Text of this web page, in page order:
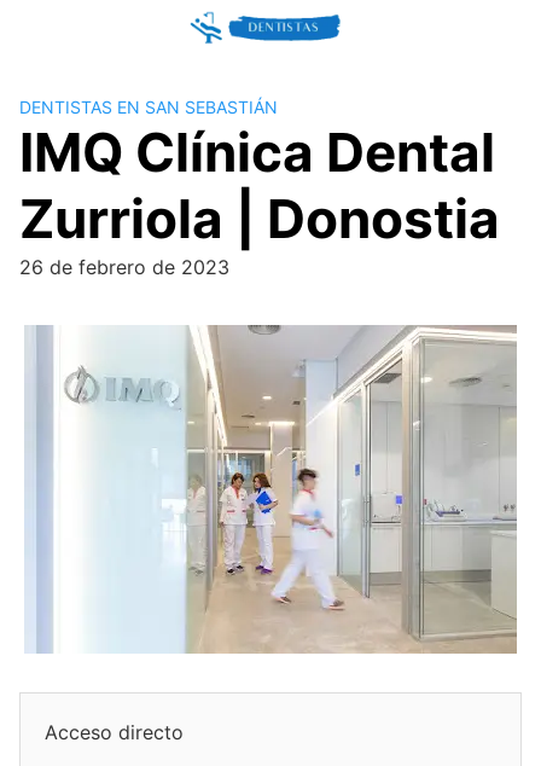
DENTISTAS EN SAN SEBASTIÁN
IMQ Clínica Dental
Zurriola | Donostia
26 de febrero de 2023
Acceso directo